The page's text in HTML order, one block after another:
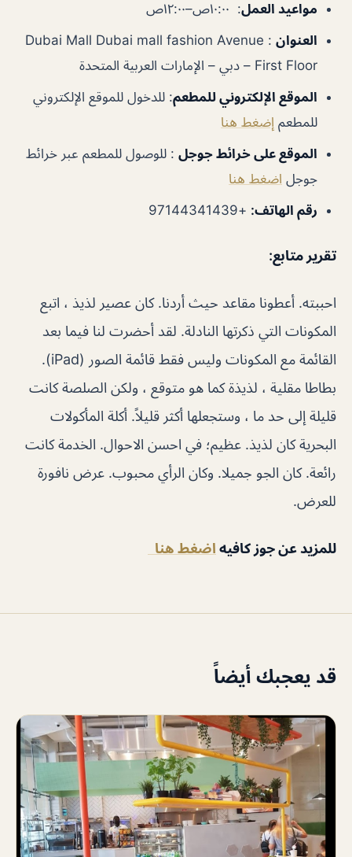
مواعيد العمل:
العنوان
: Dubai Mall Dubai mall fashion Avenue
First Floor – دبي – الإمارات العربية المتحدة
الموقع الإلكتروني للمطعم: للدخول للموقع الإلكتروني
للمطعم إضغط هنا
الموقع على خرائط جوجل : للوصول للمطعم عبر خرائط
جوجل اضغط هنا
رقم الهاتف: +97144341439
تقرير متابع:
احببته. أعطونا مقاعد حيث أردنا. كان عصير لذيذ ، اتبع
المكونات التي ذكرتها النادلة. لقد أحضرت لنا فيما بعد
القائمة مع المكونات وليس فقط قائمة الصور (iPad).
بطاطا مقلية ، لذيذة كما هو متوقع ، ولكن الصلصة كانت
قليلة إلى حد ما ، وستجعلها أكثر قليلاً. أكلة المأكولات
البحرية كان لذيذ. عظيم؛ في احسن الاحوال. الخدمة كانت
رائعة. كان الجو جميلا. وكان الرأي محبوب. عرض نافورة
للعرض.
للمزيد عن جوز كافيه اضغط هنا
قد يعجبك أيضاً